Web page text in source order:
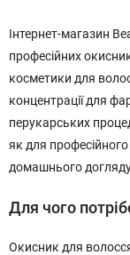
Інтернет-магазин
професійних
косметики для
концентрації для
перукарських
як для
домашнього
Для чого
Окисник для